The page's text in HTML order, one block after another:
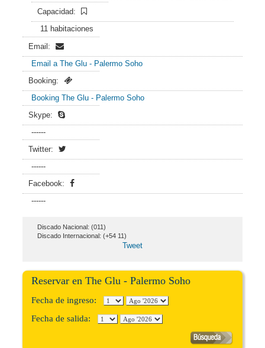
Capacidad:
11 habitaciones
Email:
Email a The Glu - Palermo Soho
Booking:
Booking The Glu - Palermo Soho
Skype:
------
Twitter:
------
Facebook:
------
Discado Nacional: (011)
Discado Internacional: (+54 11)
Tweet
Reservar en The Glu - Palermo Soho
Fecha de ingreso:
Fecha de salida: